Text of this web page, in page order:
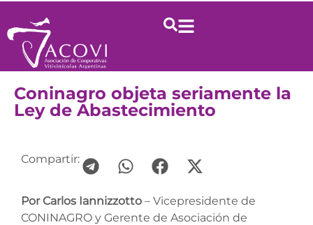
Coninagro objeta seriamente la
Ley de Abastecimiento
Compartir:
Por Carlos Iannizzotto – Vicepresidente de
CONINAGRO y Gerente de Asociación de